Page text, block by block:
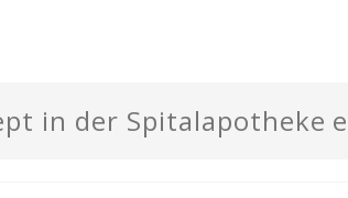
in der Spitalapotheke